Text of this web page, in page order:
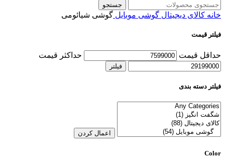
جستجو
خانه کالای دیجیتال گوشی موبایل گوشی شیائومی
فیلتر قیمت
حداقل قیمت حداکثر قیمت
فیلتر
فیلتر دسته بندی
اعمال کردن
Color